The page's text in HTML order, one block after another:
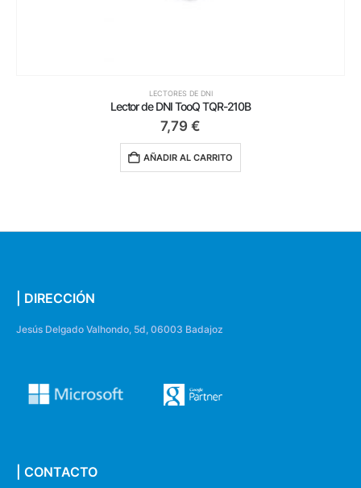
LECTORES DE DNI
Lector de DNI TooQ TQR-210B
7,79 €
AÑADIR AL CARRITO
| DIRECCIÓN
Jesús Delgado Valhondo, 5d, 06003 Badajoz
| CONTACTO